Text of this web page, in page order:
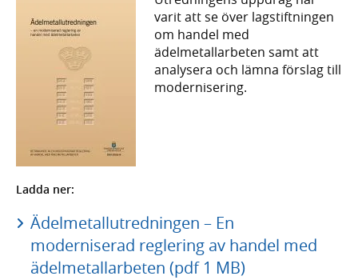
varit att se över lagstiftningen
om handel med
ädelmetallarbeten samt att
analysera och lämna förslag till
modernisering.
Ladda ner:
Ädelmetallutredningen – En
moderniserad reglering av handel med
ädelmetallarbeten (pdf 1 MB)